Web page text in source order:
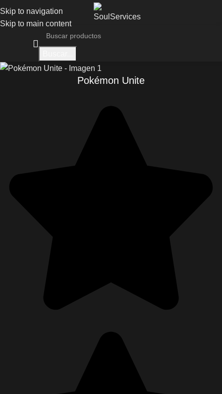
Skip to navigation
Skip to main content
Pokémon Unite